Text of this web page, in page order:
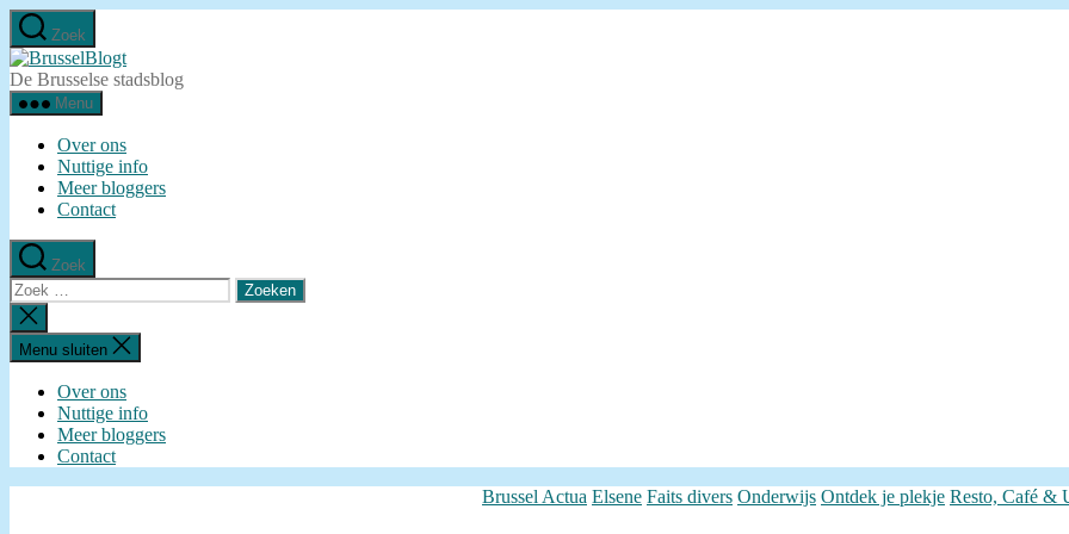
Ga
naar
de
inhoud
Zoek
BrusselBlogt
De Brusselse stadsblog
Menu
Over ons
Nuttige info
Meer bloggers
Contact
Zoek
Zoeken
naar:
Zoeken
sluiten
Menu sluiten
Over ons
Nuttige info
Meer bloggers
Contact
Categorieën
Brussel Actua Elsene Faits divers Onderwijs Ontdek je plekje Resto, Café &